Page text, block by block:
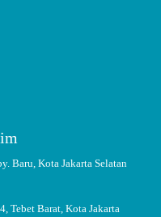
Baru, Kota Jakarta Selatan
Tebet Barat, Kota Jakarta